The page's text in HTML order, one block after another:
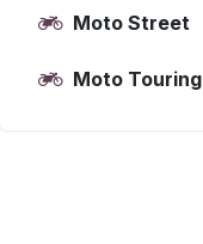
Moto Street
Moto Touring